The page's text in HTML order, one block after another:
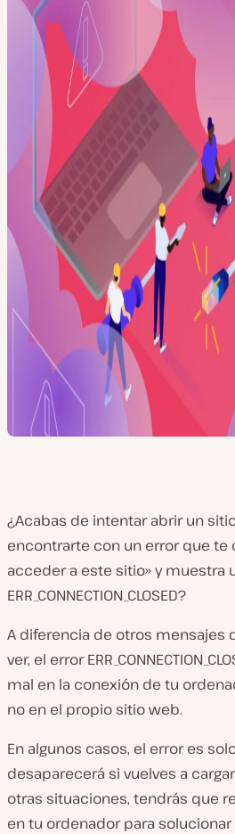
¿Acabas de intentar abrir un
encontrarte con un errorque te
acceder a este sitio» y muestra
ERR_CONNECTION_CLOSED?
A diferencia de otros mensajes
ver, el error
mal en la conexión de tu
no en el propio sitio web.
En algunos casos, el errores
desaparecerá si vuelves a
otras situaciones, tendrás que
en tu ordenador para